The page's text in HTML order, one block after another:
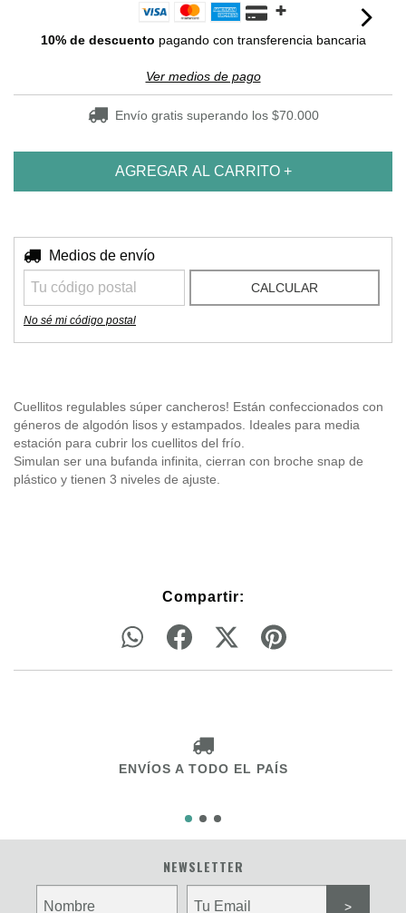
10% de descuento pagando con transferencia bancaria
Ver medios de pago
Envío gratis superando los $70.000
Entregas para el CP:
Medios de envío
CALCULAR
No sé mi código postal
Cuellitos regulables súper cancheros! Están confeccionados con
géneros de algodón lisos y estampados. Ideales para media
estación para cubrir los cuellitos del frío.
Simulan ser una bufanda infinita, cierran con broche snap de
plástico y tienen 3 niveles de ajuste.
Compartir:
ENVÍOS A TODO EL PAÍS
NEWSLETTER